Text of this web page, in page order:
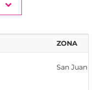
ZONA
San Juan